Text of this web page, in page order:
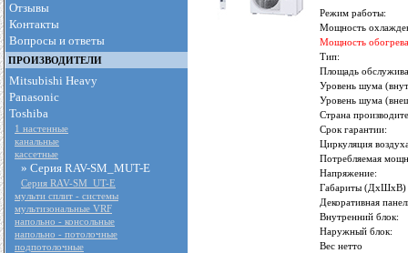
Отзывы
Контакты
Вопросы и ответы
ПРОИЗВОДИТЕЛИ
Mitsubishi Heavy
Panasonic
Toshiba
1 настенные
канальные
кассетные
» Серия RAV-SM_MUT-E
Серия RAV-SM_UT-E
мульти сплит - cистемы
мультизональные VRF
напольно - консольные
напольно - потолочные
подпотолочные
Режим работы:
Мощность
Мощность
Тип:
Площадь
Уровень шума
Уровень шума
Страна
Срок гарантии:
Циркуляция
Потребляемая
Напряжение:
Габариты (ДxШxВ)
Декоративная
Внутренний блок:
Наружный блок:
Вес нетто